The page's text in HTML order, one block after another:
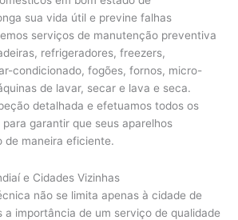
sua vida útil e previne falhas
serviços de manutenção preventiva
refrigeradores, freezers,
condicionado, fogões, fornos, micro-
de lavar, secar e lava e seca.
detalhada e efetuamos todos os
garantir que seus aparelhos
de maneira eficiente.
e Cidades Vizinhas
não se limita apenas à cidade de
a importância de um serviço de qualidade